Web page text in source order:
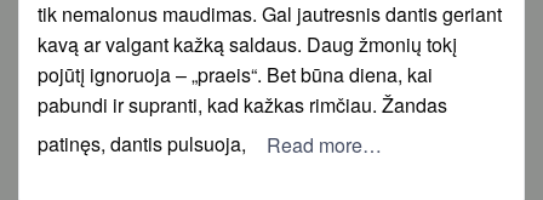
tik nemalonus maudimas. Gal jautresnis dantis geriant
kavą ar valgant kažką saldaus. Daug žmonių tokį
pojūtį ignoruoja – „praeis“. Bet būna diena, kai
pabundi ir supranti, kad kažkas rimčiau. Žandas
patinęs, dantis pulsuoja,
Read more…